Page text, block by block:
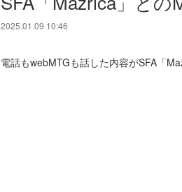
2025.01.09 10:46
電話もwebMTGも話した内容がSFA「